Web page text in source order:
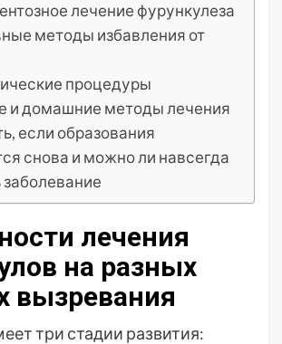
лечение фурункулеза
методы избавления от
процедуры
и домашние методы лечения
если образования
снова и можно ли навсегда
лечения
на разных
вызревания
три стадии развития: